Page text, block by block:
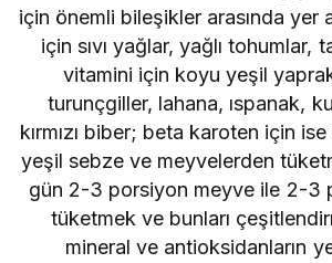
için önemli bileşikler arasında yer
için sıvı yağlar, yağlı tohumlar,
vitamini için koyu yeşil
turunçgiller, lahana, ıspanak,
kırmızı biber; beta karoten için ise
yeşil sebze ve meyvelerden
gün 2-3 porsiyon meyve ile 2-3
tüketmek ve bunları
mineral ve antioksidanların